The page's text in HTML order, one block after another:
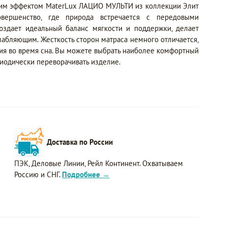
эффектом MaterLux ЛАЦИО МУЛЬТИ из коллекции Элит
где природа встречается с передовыми
идеальный баланс мягкости и поддержки, делает
Жесткость сторон матраса немного отличается,
во время сна. Вы можете выбрать наиболее комфортный
переворачивать изделие.
Доставка по России
ПЭК, Деловые Линии, Рейл Континент. Охватываем
Россию и СНГ. Подробнее →